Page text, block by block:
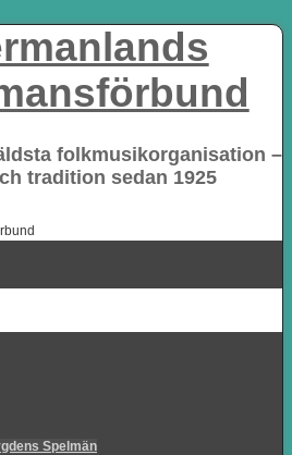
folkmusikorganisation –
tradition sedan 1925
Spelmän